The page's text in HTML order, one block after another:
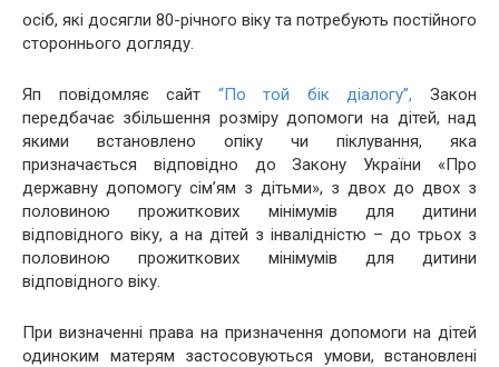
осіб, які досягли 80-річного віку та потребують постійного
стороннього догляду.
Яп повідомляє сайт “По той бік діалогу”, Закон
передбачає збільшення розміру допомоги на дітей, над
якими встановлено опіку чи піклування, яка
призначається відповідно до Закону України «Про
державну допомогу сім’ям з дітьми», з двох до двох з
половиною прожиткових мінімумів для дитини
відповідного віку, а на дітей з інвалідністю – до трьох з
половиною прожиткових мінімумів для дитини
відповідного віку.
При визначенні права на призначення допомоги на дітей
одиноким матерям застосовуються умови, встановлені